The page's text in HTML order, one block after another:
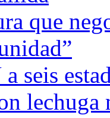
que
seis
lechuga